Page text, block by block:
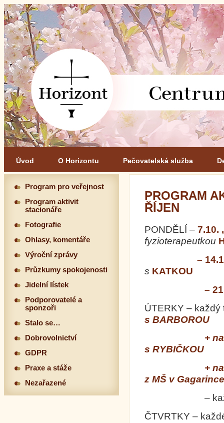
Úvod O Horizontu Pečovatelská služba
PROGRAM
ŘÍJEN
PONDĚLÍ – 7.10.
fyzioterapeutkou
–
s KATKOU
–
ÚTERKY –
s BARBOROU
+ navíc
s
+ navíc
z MŠ v Gagarince
– každý
ČTVRTKY –
Program pro veřejnost
Program aktivit
stacionáře
Fotografie
Ohlasy, komentáře
Výroční zprávy
Průzkumy spokojenosti
Jidelní lístek
Podporovatelé a
sponzoři
Stalo se…
Dobrovolnictví
GDPR
Praxe a stáže
Nezařazené